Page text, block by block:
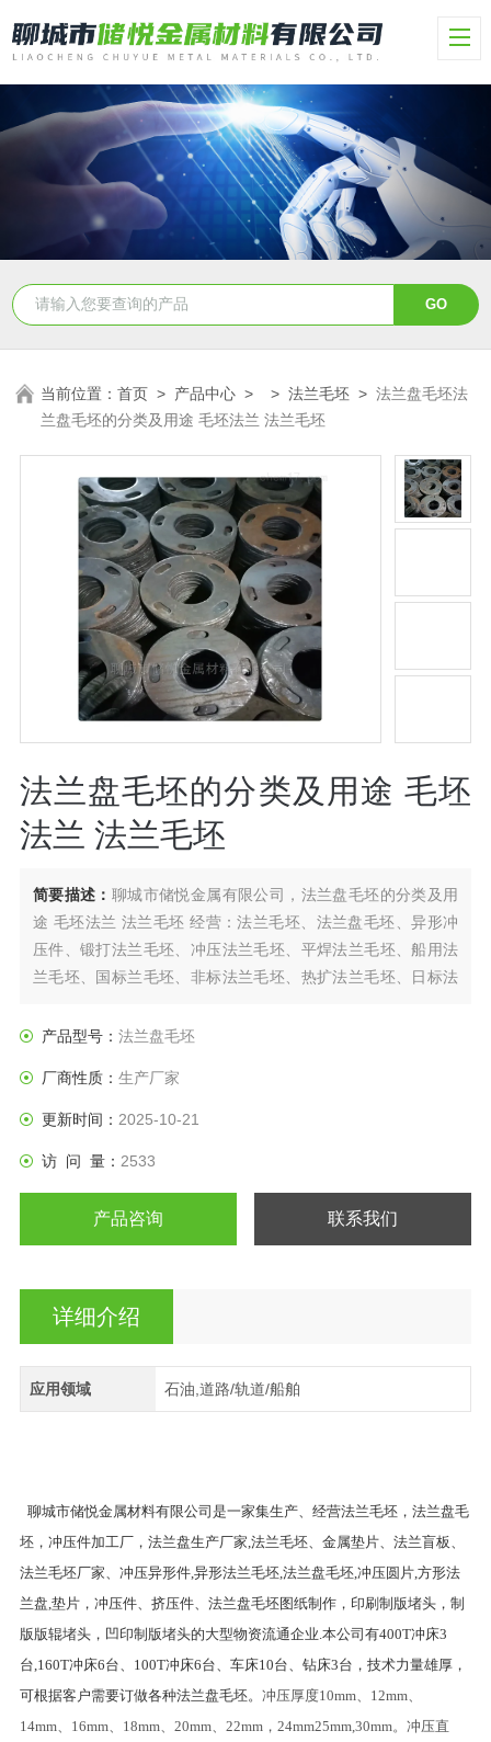
当前位置：首页 > 产品中心 > >法兰毛坯 >法兰盘毛坯法
兰盘毛坯的分类及用途 毛坯法兰 法兰毛坯
法兰盘毛坯的分类及用途 毛坯
法兰 法兰毛坯
简要描述： 聊城市储悦金属有限公司，法兰盘毛坯的分类及用
途 毛坯法兰 法兰毛坯 经营：法兰毛坯、法兰盘毛坯、异形冲
压件、锻打法兰毛坯、冲压法兰毛坯、平焊法兰毛坯、船用法
兰毛坯、国标兰毛坯、非标法兰毛坯、热扩法兰毛坯、日标法
产品型号： 法兰盘毛坯
厂商性质： 生产厂家
更新时间： 2025-10-21
访 问 量： 2533
产品咨询 联系我们
详细介绍
应用领域 石油,道路/轨道/船舶
聊城市储悦金属材料有限公司是一家集生产、经营法兰毛坯，法兰盘毛
坯，冲压件加工厂，法兰盘生产厂家,法兰毛坯、金属垫片、法兰盲板、
法兰毛坯厂家、冲压异形件,异形法兰毛坯,法兰盘毛坯,冲压圆片,方形法
兰盘,垫片，冲压件、挤压件、法兰盘毛坯图纸制作，印刷制版堵头，制
版版辊堵头，凹印制版堵头的大型物资流通企业.本公司有400T冲床3
台,160T冲床6台、100T冲床6台、车床10台、钻床3台，技术力量雄厚，
可根据客户需要订做各种法兰盘毛坯。 冲压厚度10mm、12mm、
14mm、16mm、18mm、20mm、22mm，24mm25mm,30mm。冲压直